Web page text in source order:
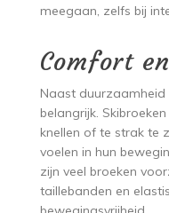
meegaan, zelfs bij
Comfort
Naast
belangrijk.
knellen of te strak te
voelen in hun
zijn veel broeken
taillebanden en